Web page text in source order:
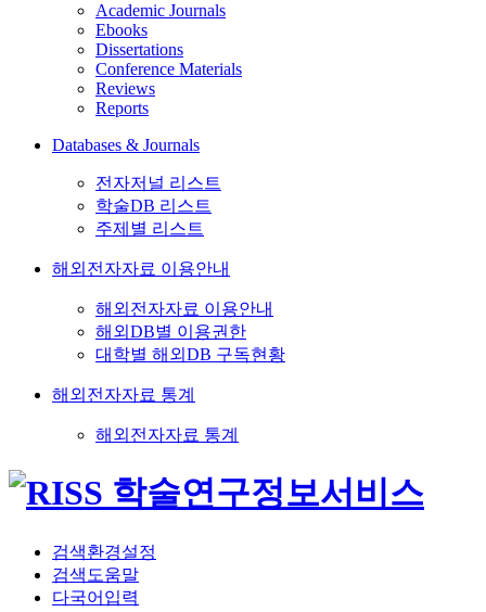
Academic Journals
Ebooks
Dissertations
Conference Materials
Reviews
Reports
Databases & Journals
전자저널 리스트
학술DB 리스트
주제별 리스트
해외전자자료 이용안내
해외전자자료 이용안내
해외DB별 이용권한
대학별 해외DB 구독현황
해외전자자료 통계
해외전자자료 통계
검색환경설정
검색도움말
다국어입력